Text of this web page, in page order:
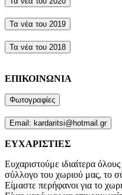
Τα νέα του 2019
Τα νέα του 2018
ΕΠΙΚΟΙΝΩΝΙΑ
Φωτογραφίες
Email: kardaritsi@hotmail.gr
ΕΥΧΑΡΙΣΤΙΕΣ
Ευχαριστούμε ιδιαίτερα
σύλλογο του χωριού μας, το
Είμαστε περήφανοι για το